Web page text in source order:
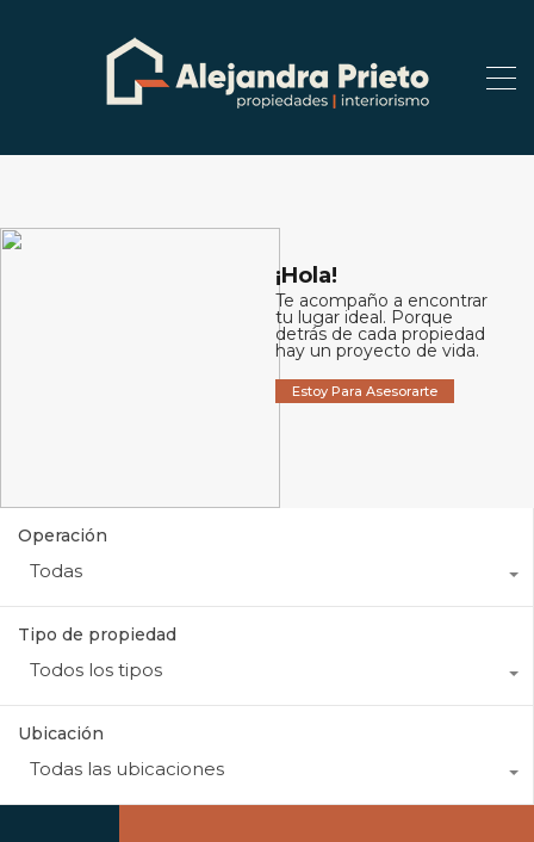
¡Hola!
Te acompaño a encontrar
tu lugar ideal. Porque
detrás de cada propiedad
hay un proyecto de vida.
Estoy Para Asesorarte
Operación
Todas
Tipo de propiedad
Todos los tipos
Ubicación
Todas las ubicaciones